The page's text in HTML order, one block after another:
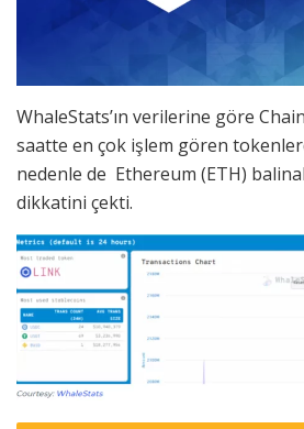
WhaleStats’ın verilerine göre
saatte en çok işlem gören
nedenle de Ethereum (ETH)
dikkatini çekti.